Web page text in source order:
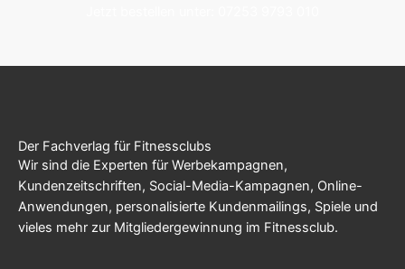
Der Fachverlag für Fitnessclubs
Wir sind die Experten für Werbekampagnen,
Kundenzeitschriften, Social-Media-Kampagnen, Online-
Anwendungen, personalisierte Kundenmailings, Spiele und
vieles mehr zur Mitgliedergewinnung im Fitnessclub.